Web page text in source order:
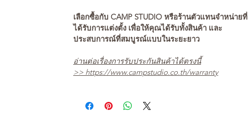
เลือกซื้อกับ CAMP STUDIO หรือร้านตัวแทนจำหน่ายที่
ได้รับการแต่งตั้ง เพื่อให้คุณได้รับทั้งสินค้า และ
ประสบการณ์ที่สมบูรณ์แบบในระยะยาว
อ่านต่อเรื่องการรับประกันสินค้าได้ตรงนี้
>> https://www.campstudio.co.th/warranty